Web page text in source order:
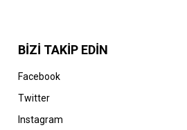
BİZİ TAKİP EDİN
Facebook
Twitter
Instagram